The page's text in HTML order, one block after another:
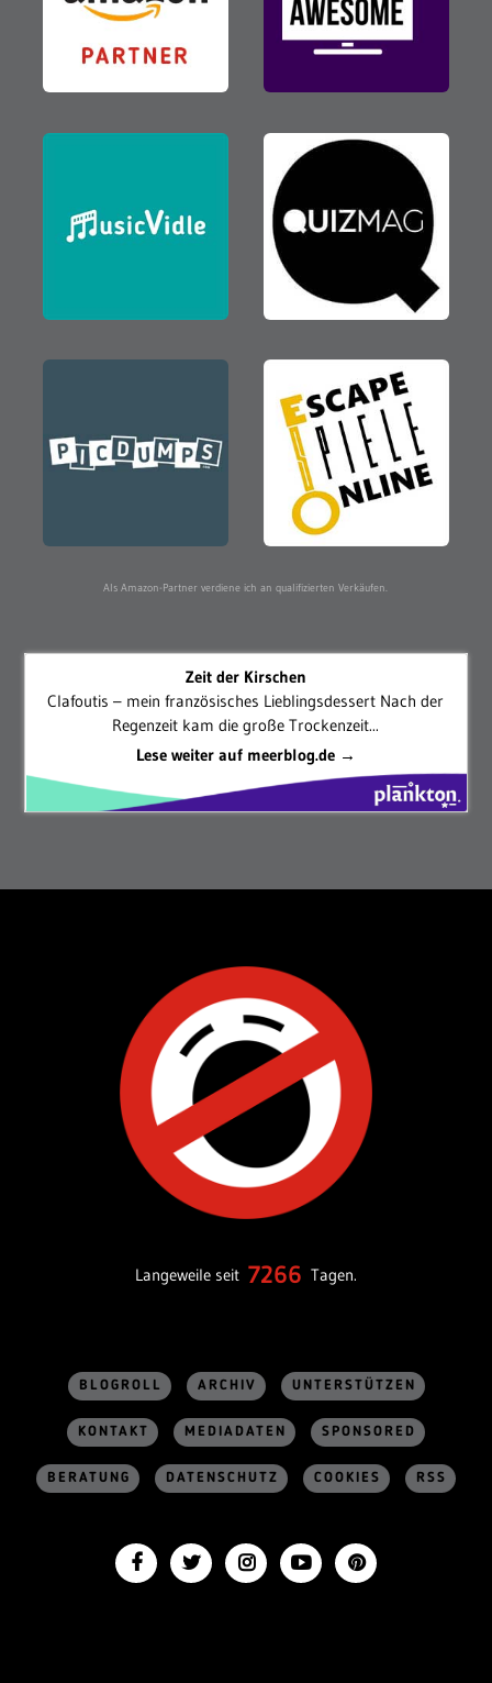
Als Amazon-Partner verdiene ich an qualifizierten Verkäufen.
Zeit der Kirschen
Clafoutis – mein französisches Lieblingsdessert Nach der
Regenzeit kam die große Trockenzeit...
Lese weiter auf meerblog.de →
Langeweile seit 7266 Tagen.
BLOGROLL ARCHIV UNTERSTÜTZEN
KONTAKT MEDIADATEN SPONSORED
BERATUNG DATENSCHUTZ COOKIES RSS